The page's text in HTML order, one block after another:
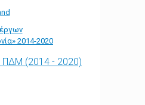
2014-2020
ΠΔΜ (2014 - 2020)